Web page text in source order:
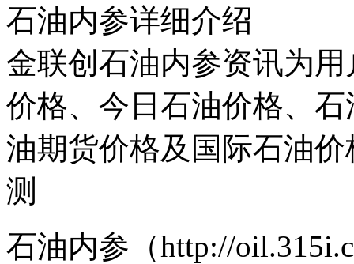
石油内参详细介绍
金联创石油内参资讯为
价格、今日石油价格、
油期货价格及国际石油
测
石油内参（http://